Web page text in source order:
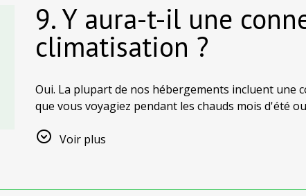
9. Y aura-t-il une
climatisation ?
Oui. La plupart de nos hébergements incluent
que vous voyagiez pendant les chauds mois d'été
Voir plus